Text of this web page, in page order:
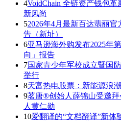
4VoidChain 全链资产钱包
新风尚
52026年4月最新百达翡丽
告（新址）
6亚马逊海外购发布2025年
向」报告
7国家青少年军校成立暨国
举行
8天富热电股票：新能源浪
9茗唐®创始人薛锦山受邀
人黄仁勋
10爱翻译的“文档翻译”新体